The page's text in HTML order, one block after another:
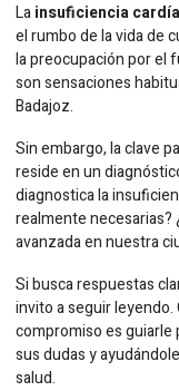
Lainsuficiencia
el rumbo de la vida de
la preocupación por el
son sensaciones
Badajoz.
Sin embargo, la clave
reside en un
diagnostica la
realmente necesarias?
avanzada en nuestra
Si busca respuestas
invito a seguir leyendo.
compromiso es guiarle
sus dudas y
salud.